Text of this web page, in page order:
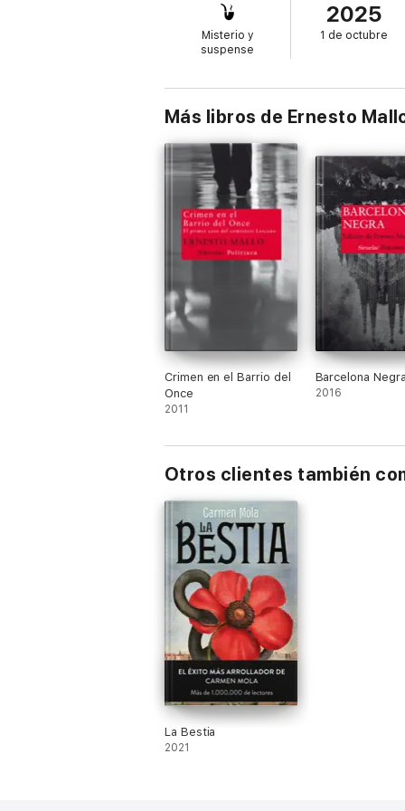
solitaria del mundo. La rueda del tiempo
«El escritor Ernesto Mallo se ha
Qué Leer
«Las novelas de Mallo pertenecen a ese
de una época».
Justo Navarro, Babelia
Misterio y
suspense
2025
1 de octubre
Más libros de Ernesto
Crimen en el Barrio del
Once
2011
Barcelona Negra
2016
Otros clientes también
La Bestia
2021